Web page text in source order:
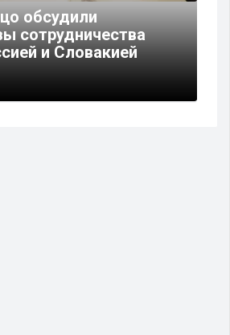
обсудили
сотрудничества
и Словакией